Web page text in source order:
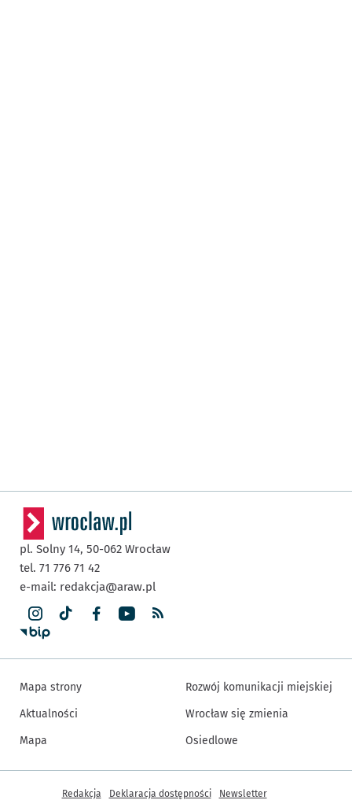
pl. Solny 14, 50-062 Wrocław
tel. 71 776 71 42
e-mail: redakcja@araw.pl
Mapa strony
Aktualności
Mapa
Rozwój komunikacji miejskiej
Wrocław się zmienia
Osiedlowe
Inne informacje
Redakcja Deklaracja dostępności Newsletter